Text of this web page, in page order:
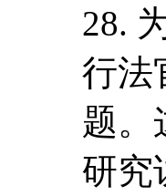
28.
行法
题。
研究